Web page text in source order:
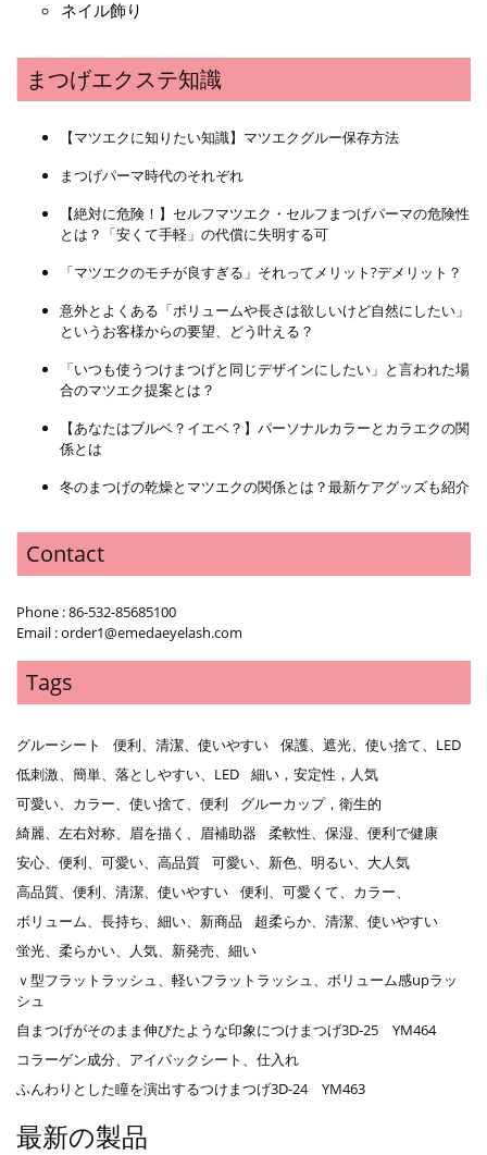
ネイル飾り
まつげエクステ知識
【マツエクに知りたい知識】マツエクグルー保存方法
まつげパーマ時代のそれぞれ
【絶対に危険！】セルフマツエク・セルフまつげパーマの危険性
とは？「安くて手軽」の代償に失明する可
「マツエクのモチが良すぎる」それってメリット?デメリット？
意外とよくある「ボリュームや長さは欲しいけど自然にしたい」
というお客様からの要望、どう叶える？
「いつも使うつけまつげと同じデザインにしたい」と言われた場
合のマツエク提案とは？
【あなたはブルベ？イエベ？】パーソナルカラーとカラエクの関
係とは
冬のまつげの乾燥とマツエクの関係とは？最新ケアグッズも紹介
Contact
Phone : 86-532-85685100
Email : order1@emedaeyelash.com
Tags
グルーシート 便利、清潔、使いやすい
保護、遮光、使い捨て、LED
低刺激、簡単、落としやすい、LED
細い，安定性，人気
可愛い、カラー、使い捨て、便利
グルーカップ，衛生的
綺麗、左右対称、眉を描く、眉補助器
柔軟性、保湿、便利で健康
安心、便利、可愛い、高品質
可愛い、新色、明るい、大人気
高品質、便利、清潔、使いやすい
便利、可愛くて、カラー、
ボリューム、長持ち、細い、新商品
超柔らか、清潔、使いやすい
蛍光、柔らかい、人気、新発売、細い
ｖ型フラットラッシュ、軽いフラットラッシュ、ボリューム感upラッ
シュ
自まつげがそのまま伸びたような印象につけまつげ3D-25 YM464
コラーゲン成分、アイパックシート、仕入れ
ふんわりとした瞳を演出するつけまつげ3D-24 YM463
最新の製品